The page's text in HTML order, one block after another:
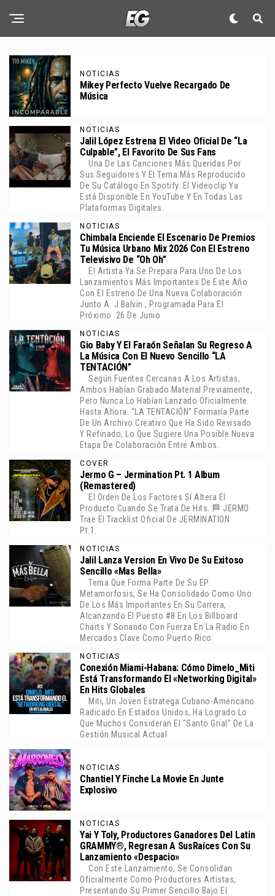
NOTICIAS
Mikey Perfecto Vuelve Recargado De
Música
NOTICIAS
Jalil López Estrena El Video Oficial De “La
Culpable”, El Favorito De Sus Fans
Una De Las Canciones Más Queridas Por
Sus Seguidores Y El Tema Más Reproducido
De Su Catálogo En Spotify. El Videoclip Ya
Está Disponible En YouTube Y En Todas Las
Plataformas Digitales.
NOTICIAS
Chimbala Enciende El Escenario De Premios
Tu Música Urbano Mix 2026 Con El Estreno
Televisivo De “Oh Oh”
El Artista Ya Se Prepara Para Uno De Los
Lanzamientos Más Importantes De Este Año
Con El Estreno De Una Nueva Colaboración
Junto A J Balvin , Programada Para El
Próximo 26 De Junio
NOTICIAS
Gio Baby Y El Faraón Señalan Su Regreso A
La Música Con El Nuevo Sencillo “LA
TENTACIÓN”
Según Fuentes Cercanas A Los Artistas,
Ambos Habían Grabado Material Previamente,
Pero Nunca Lo Habían Lanzado Oficialmente
Hasta Ahora. “LA TENTACIÓN” Formaría Parte
De Un Archivo Creativo Que Ha Sido Revisado
Y Refinado, Lo Que Sugiere Una Posible Nueva
Etapa De Colaboración Entre Ambos.
COVER
Jermo G – Jermination Pt. 1 Album
(Remastered)
El Orden De Los Factores Sí Altera El
Producto Cuando Se Trata De Hits. 🏁 JERMO
Trae El Tracklist Oficial De JERMINATION
Pt.1.
NOTICIAS
Jalil Lanza Version En Vivo De Su Exitoso
Sencillo «Mas Bella»
Tema Que Forma Parte De Su EP
Metamorfosis, Se Ha Consolidado Como Uno
De Los Más Importantes En Su Carrera,
Alcanzando El Puesto #8 En Los Billboard
Charts Y Sonando Con Fuerza En La Radio En
Mercados Clave Como Puerto Rico
NOTICIAS
Conexión Miami-Habana: Cómo Dimelo_Miti
Está Transformando El «Networking Digital»
En Hits Globales
Miti, Un Joven Estratega Cubano-Americano
Radicado En Estados Unidos, Ha Logrado Lo
Que Muchos Consideran El "santo Grial" De La
Gestión Musical Actual
NOTICIAS
Chantiel Y Finche La Movie En Junte
Explosivo
NOTICIAS
Yai Y Toly, Productores Ganadores Del Latin
GRAMMY®, Regresan A SusRaíces Con Su
Lanzamiento «Despacio»
Con Este Lanzamiento, Se Consolidan
Oficialmente Como Productores Artistas,
Presentando Su Primer Sencillo Bajo El